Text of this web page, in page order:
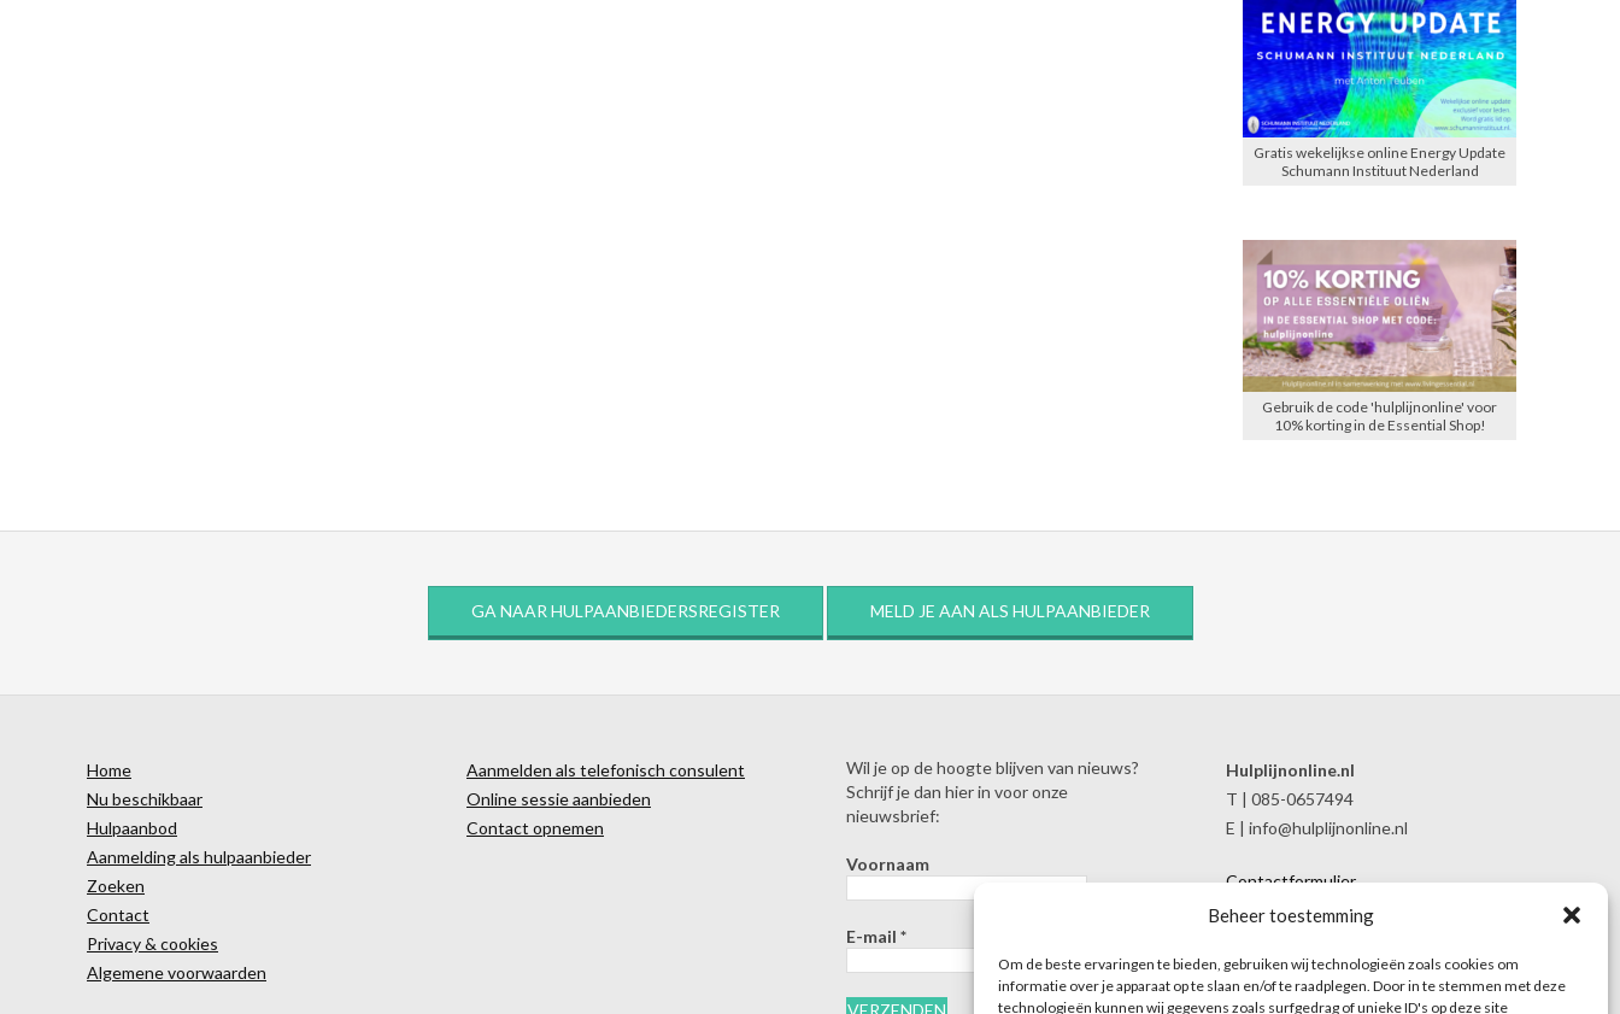
Beheer toestemming
Om de beste ervaringen te bieden, gebruiken wij technologieën zoals cookies om
informatie over je apparaat op te slaan en/of te raadplegen. Door in te stemmen met deze
technologieën kunnen wij gegevens zoals surfgedrag of unieke ID's op deze site
Gratis wekelijkse online Energy Update
Schumann Instituut Nederland
Gebruik de code 'hulplijnonline' voor
10% korting in de Essential Shop!
GA NAAR HULPAANBIEDERSREGISTER MELD JE AAN ALS HULPAANBIEDER
Home
Nu beschikbaar
Hulpaanbod
Aanmelding als hulpaanbieder
Zoeken
Contact
Privacy & cookies
Algemene voorwaarden
Aanmelden als telefonisch consulent
Online sessie aanbieden
Contact opnemen
Wil je op de hoogte blijven van nieuws?
Schrijf je dan hier in voor onze
nieuwsbrief:
Voornaam
E-mail *
Hulplijnonline.nl
T | 085-0657494
E | info@hulplijnonline.nl
Contactformulier
Over Hulplijnonline.nl